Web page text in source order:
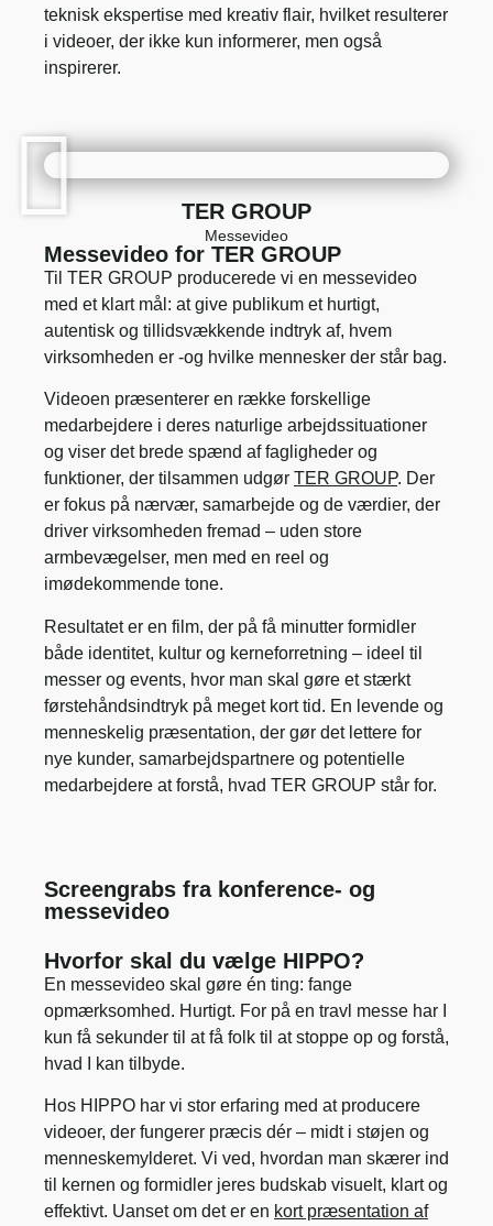
teknisk ekspertise med kreativ flair, hvilket resulterer
i videoer, der ikke kun informerer, men også
inspirerer.
Messevideo for TER GROUP
Til TER GROUP producerede vi en messevideo
med et klart mål: at give publikum et hurtigt,
autentisk og tillidsvækkende indtryk af, hvem
virksomheden er -og hvilke mennesker der står bag.
Videoen præsenterer en række forskellige
medarbejdere i deres naturlige arbejdssituationer
og viser det brede spænd af fagligheder og
funktioner, der tilsammen udgør TER GROUP. Der
er fokus på nærvær, samarbejde og de værdier, der
driver virksomheden fremad – uden store
armbevægelser, men med en reel og
imødekommende tone.
Resultatet er en film, der på få minutter formidler
både identitet, kultur og kerneforretning – ideel til
messer og events, hvor man skal gøre et stærkt
førstehåndsindtryk på meget kort tid. En levende og
menneskelig præsentation, der gør det lettere for
nye kunder, samarbejdspartnere og potentielle
medarbejdere at forstå, hvad TER GROUP står for.
TER GROUP
Messevideo
Screengrabs fra konference- og
messevideo
Hvorfor skal du vælge HIPPO?
En messevideo skal gøre én ting: fange
opmærksomhed. Hurtigt. For på en travl messe har I
kun få sekunder til at få folk til at stoppe op og forstå,
hvad I kan tilbyde.
Hos HIPPO har vi stor erfaring med at producere
videoer, der fungerer præcis dér – midt i støjen og
menneskemylderet. Vi ved, hvordan man skærer ind
til kernen og formidler jeres budskab visuelt, klart og
effektivt. Uanset om det er en kort præsentation af